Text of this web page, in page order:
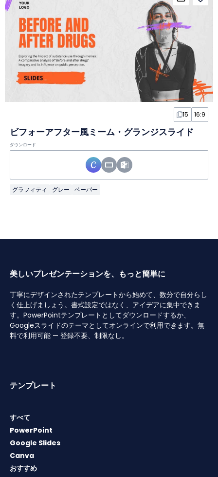
15 16:9
ビフォーアフター風ミーム・グランジスライド
ダウンロード
グラフィティ グレー ペーパー
美しいプレゼンテーションを、もっと簡単に
丁寧にデザインされたテンプレートから始めて、数分で自分らし
く仕上げましょう。書式設定ではなく、アイデアに集中できま
す。PowerPointテンプレートとしてダウンロードするか、
Googleスライドのテーマとしてオンラインで利用できます。無
料で利用可能 — 登録不要、制限なし。
テンプレート
すべて
PowerPoint
Google Slides
Canva
おすすめ